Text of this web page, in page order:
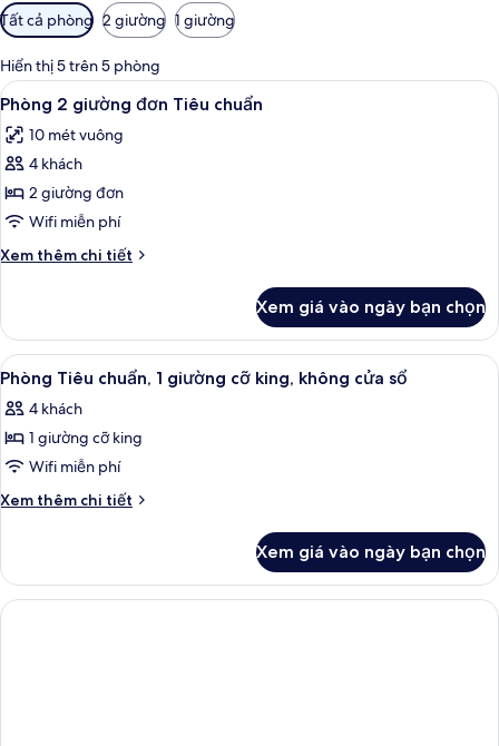
Bộ
lọc
có
thể
dùng
để
lọc
tìm
phòng
Tất cả phòng 2 giường 1 giường
Hiển thị 5 trên 5 phòng
Xem
tất
cả
ảnh
Phòng
2
giường
đơn
chuẩn
Phòng 2 giường đơn Tiêu chuẩn |
4
Phòng 2 giường đơn Tiêu chuẩn
10 mét vuông
4 khách
2 giường đơn
Wifi miễn phí
Xem thêm chi tiết
Chi
Phòng
giường
Tiêu
chuẩn
Xem giá vào ngày bạn chọn
Xem
tất
cả
ảnh
Phòng
Tiêu
giường
cỡ
king,
Phòng Tiêu chuẩn, 1 giường cỡ
4
Phòng Tiêu chuẩn, 1 giường cỡ king, không cửa sổ
4 khách
1 giường cỡ king
Wifi miễn phí
Xem thêm chi tiết
Chi
Phòng
Tiêu
chuẩn,
Xem giá vào ngày bạn chọn